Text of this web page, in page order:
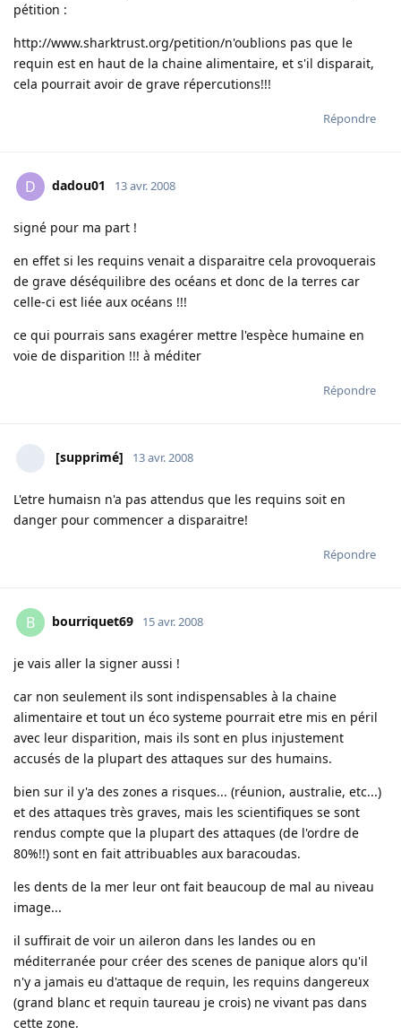
pétition :
http://www.sharktrust.org/petition/n'oublions pas que le
requin est en haut de la chaine alimentaire, et s'il disparait,
cela pourrait avoir de grave répercutions!!!
Répondre
D dadou01 13 avr. 2008
signé pour ma part !
en effet si les requins venait a disparaitre cela provoquerais
de grave déséquilibre des océans et donc de la terres car
celle-ci est liée aux océans !!!
ce qui pourrais sans exagérer mettre l'espèce humaine en
voie de disparition !!! à méditer
Répondre
[supprimé] 13 avr. 2008
L'etre humaisn n'a pas attendus que les requins soit en
danger pour commencer a disparaitre!
Répondre
B bourriquet69 15 avr. 2008
je vais aller la signer aussi !
car non seulement ils sont indispensables à la chaine
alimentaire et tout un éco systeme pourrait etre mis en péril
avec leur disparition, mais ils sont en plus injustement
accusés de la plupart des attaques sur des humains.
bien sur il y'a des zones a risques... (réunion, australie, etc...)
et des attaques très graves, mais les scientifiques se sont
rendus compte que la plupart des attaques (de l'ordre de
80%!!) sont en fait attribuables aux baracoudas.
les dents de la mer leur ont fait beaucoup de mal au niveau
image...
il suffirait de voir un aileron dans les landes ou en
méditerranée pour créer des scenes de panique alors qu'il
n'y a jamais eu d'attaque de requin, les requins dangereux
(grand blanc et requin taureau je crois) ne vivant pas dans
cette zone.